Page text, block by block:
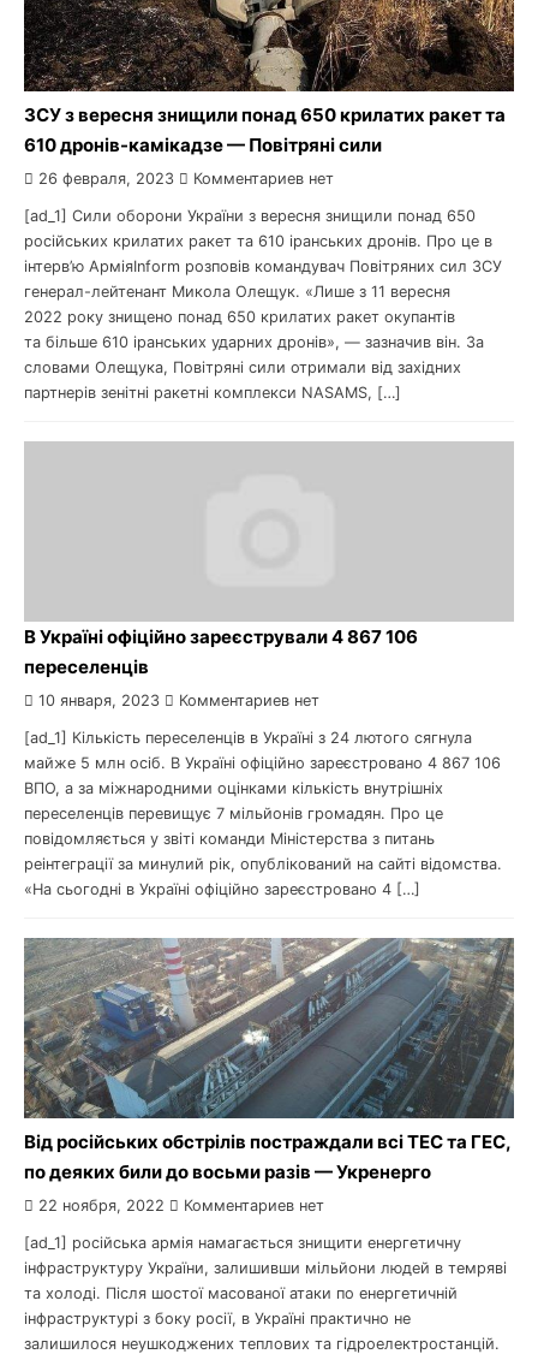
ЗСУ з вересня знищили понад 650 крилатих ракет та
610 дронів-камікадзе — Повітряні сили
26 февраля, 2023 Комментариев нет
[ad_1] Сили оборони України з вересня знищили понад 650
російських крилатих ракет та 610 іранських дронів. Про це в
інтерв’ю АрміяInform розповів командувач Повітряних сил ЗСУ
генерал-лейтенант Микола Олещук. «Лише з 11 вересня
2022 року знищено понад 650 крилатих ракет окупантів
та більше 610 іранських ударних дронів», — зазначив він. За
словами Олещука, Повітряні сили отримали від західних
партнерів зенітні ракетні комплекси NASAMS, […]
В Україні офіційно зареєстрували 4 867 106
переселенців
10 января, 2023 Комментариев нет
[ad_1] Кількість переселенців в Україні з 24 лютого сягнула
майже 5 млн осіб. В Україні офіційно зареєстровано 4 867 106
ВПО, а за міжнародними оцінками кількість внутрішніх
переселенців перевищує 7 мільйонів громадян. Про це
повідомляється у звіті команди Міністерства з питань
реінтеграції за минулий рік, опублікований на сайті відомства.
«На сьогодні в Україні офіційно зареєстровано 4 […]
Від російських обстрілів постраждали всі ТЕС та ГЕС,
по деяких били до восьми разів — Укренерго
22 ноября, 2022 Комментариев нет
[ad_1] російська армія намагається знищити енергетичну
інфраструктуру України, залишивши мільйони людей в темряві
та холоді. Після шостої масованої атаки по енергетичній
інфраструктурі з боку росії, в Україні практично не
залишилося неушкоджених теплових та гідроелектростанцій.